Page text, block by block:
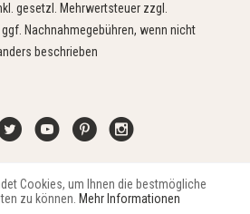
gesetzl. Mehrwertsteuer zzgl.
Nachnahmegebühren, wenn nicht
beschrieben
Impressum Versand Datenschutz
Aktiv
Cookies, um Ihnen die bestmögliche
zu können. Mehr Informationen